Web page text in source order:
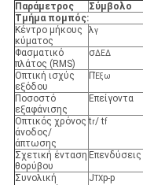
Παράμετρος Σύμβολο
Τμήμα πομπός:
Κέντρο μήκους
κύματος
λγ
Φασματικό
πλάτος (RMS)
σΔΕΔ
Οπτική ισχύς
εξόδου
ΠΈξω
Ποσοστό
εξαφάνισης
Επείγοντα
Οπτικός χρόνος
άνοδος/
άπτωσης
tr/ tf
Σχετική ένταση
θορύβου
Επενδύσεις
Συνολική
J TXp-p